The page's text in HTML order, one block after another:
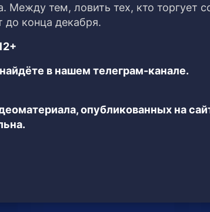
Между тем, ловить тех, кто торгует
до конца декабря.
в нашем телеграм-канале.
опубликованных на